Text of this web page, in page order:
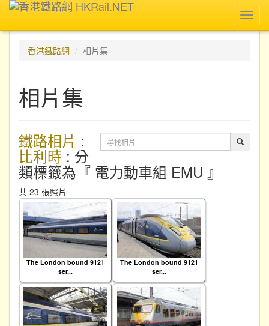
香港鐵路網
相片集
相片集
鐵路相片 :
比利時 : 分
類標籤為『 電力動車組 EMU 』
共 23 張照片
The London bound 9121
ser...
The London bound 9121
ser...